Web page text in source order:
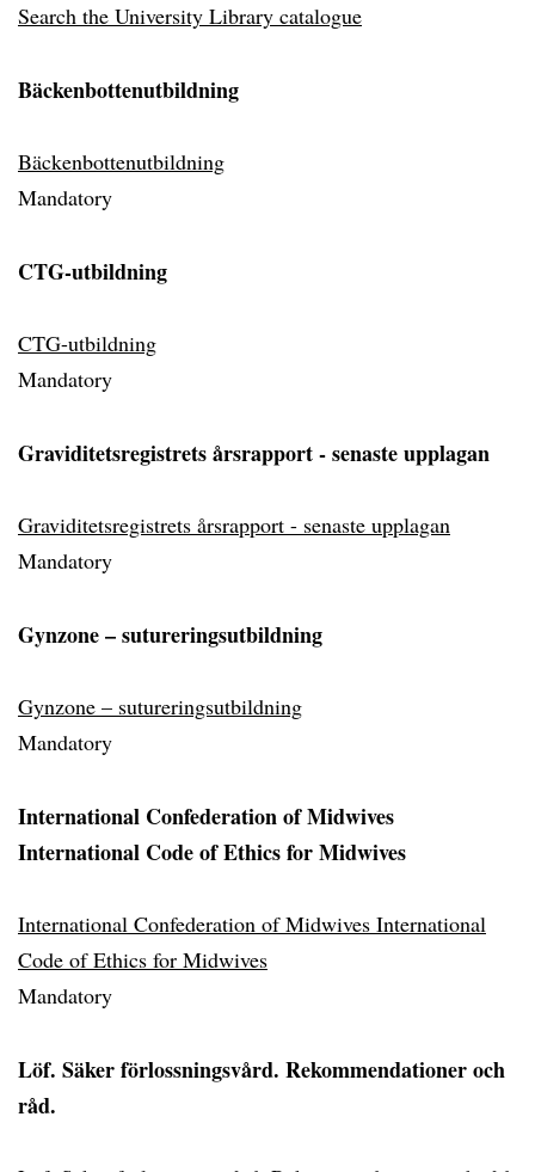
Search the University Library catalogue
Bäckenbottenutbildning
Bäckenbottenutbildning
Mandatory
CTG-utbildning
CTG-utbildning
Mandatory
Graviditetsregistrets årsrapport - senaste upplagan
Graviditetsregistrets årsrapport - senaste upplagan
Mandatory
Gynzone – sutureringsutbildning
Gynzone – sutureringsutbildning
Mandatory
International Confederation of Midwives
International Code of Ethics for Midwives
International Confederation of Midwives International
Code of Ethics for Midwives
Mandatory
Löf. Säker förlossningsvård. Rekommendationer och
råd.